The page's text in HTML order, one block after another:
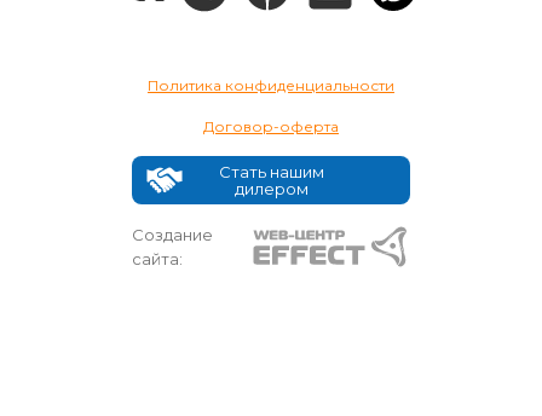
Политика конфиденциальности
Договор-оферта
Стать нашим
дилером
Создание
сайта: